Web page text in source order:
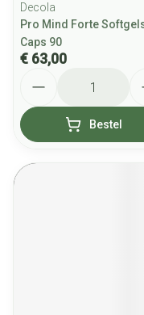
Decola
Pro Mind Forte
Caps 90
€ 63,00
Bestel